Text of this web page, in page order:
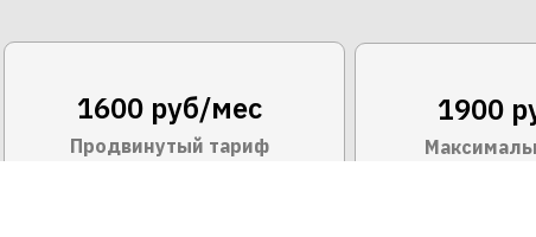
Продвинутый тариф
1600 руб/мес 1900